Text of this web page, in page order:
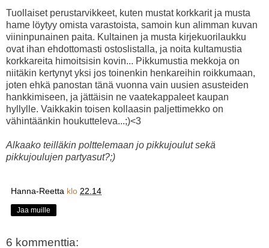
Tuollaiset perustarvikkeet, kuten mustat korkkarit ja musta
hame löytyy omista varastoista, samoin kun alimman kuvan
viininpunainen paita. Kultainen ja musta kirjekuorilaukku
ovat ihan ehdottomasti ostoslistalla, ja noita kultamustia
korkkareita himoitsisin kovin... Pikkumustia mekkoja on
niitäkin kertynyt yksi jos toinenkin henkareihin roikkumaan,
joten ehkä panostan tänä vuonna vain uusien asusteiden
hankkimiseen, ja jättäisin ne vaatekappaleet kaupan
hyllylle. Vaikkakin toisen kollaasin paljettimekko on
vähintäänkin houkutteleva...;)<3
Alkaako teilläkin polttelemaan jo pikkujoulut sekä
pikkujoulujen partyasut?;)
Hanna-Reetta klo 22.14
Jaa muille
6 kommenttia: